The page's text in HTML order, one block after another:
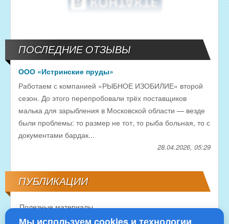
ПОСЛЕДНИЕ ОТЗЫВЫ
ООО «Истринские пруды»
Работаем с компанией «РЫБНОЕ ИЗОБИЛИЕ» второй
сезон. До этого перепробовали трёх поставщиков
малька для зарыбления в Московской области — везде
были проблемы: то размер не тот, то рыба больная, то с
документами бардак...
28.04.2026, 05:29
ПУБЛИКАЦИИ
Полезные материалы